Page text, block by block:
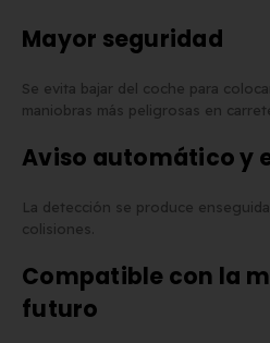
Mayor seguridad
Se evita bajar del coche para
maniobras más peligrosas en
Aviso automático y
La detección se produce
colisiones.
Compatible con la
futuro